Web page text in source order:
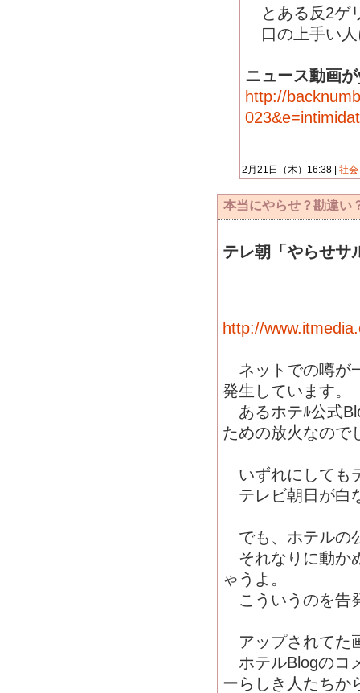
とある反2ゲ
口の上手い人
ニュース動画
http://
2月21日（木）16:38 | 社会
本当にやらせ？勘違い
テレ朝「やらせ
http://
ネットでの噂が
発生しています。
あるホテﾙ公式
ための放火なの
いずれにしても
テレビ朝日が白
でも、ホテルの
それなりに動か
ゃうよ。
こういうのを告
アップされてた
ホテルBlogのコ
ーらしき人たちか